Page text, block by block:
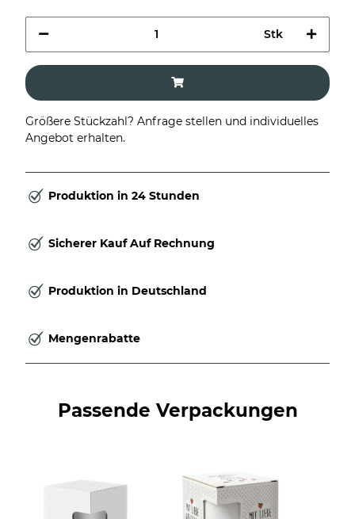
Stk
Größere Stückzahl? Anfrage stellen und individuelles
Angebot erhalten.
Produktion in 24 Stunden
Sicherer Kauf Auf Rechnung
Produktion in Deutschland
Mengenrabatte
Passende Verpackungen